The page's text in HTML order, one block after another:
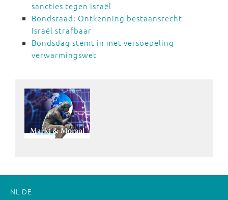
sancties tegen Israël
Bondsraad: Ontkenning bestaansrecht
Israël strafbaar
Bondsdag stemt in met versoepeling
verwarmingswet
NL DE